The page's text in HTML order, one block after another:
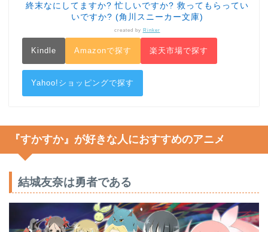
終末なにしてますか? 忙しいですか? 救ってもらってい
いですか? (角川スニーカー文庫)
created by Rinker
Kindle Amazonで探す 楽天市場で探す
Yahoo!ショッピングで探す
『すかすか』が好きな人におすすめのアニメ
結城友奈は勇者である